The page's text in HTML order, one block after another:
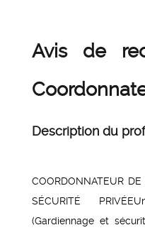
Avis de
Description du
COORDONNATEUR
SÉCURITÉ
(Gardiennage et